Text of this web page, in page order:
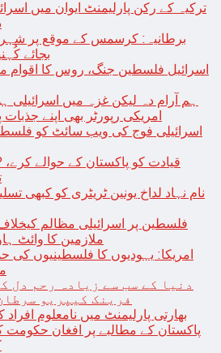
ترکیہ کے رکن پارلیمنٹ ایوان میں
برطانیہ: کرسمس کے موقع پر
بجائے
اسرائیل فلسطین جنگ، روس کا اقوام
ہم آرام دہ لیکن غزہ میں اسرائیلی
امریکی رپورٹر بھی اپنے
اسرائیلی فوج کی ویب سائٹ کو
نام نہاد لداخ یونین ٹریٹری کو کبھی
فلسطین پر اسرائیلی مظالم کیخلاف
ملازمین کا وائٹ
امریکا: یہودیوں کا فلسطینیوں کی
دنیا کے سب سے زیادہ رحم دل
فرینک کیپریو
بھارتی پارلیمنٹ میں نامعلوم افراد
پاکستان کے مطالبے پر افغان حکومت